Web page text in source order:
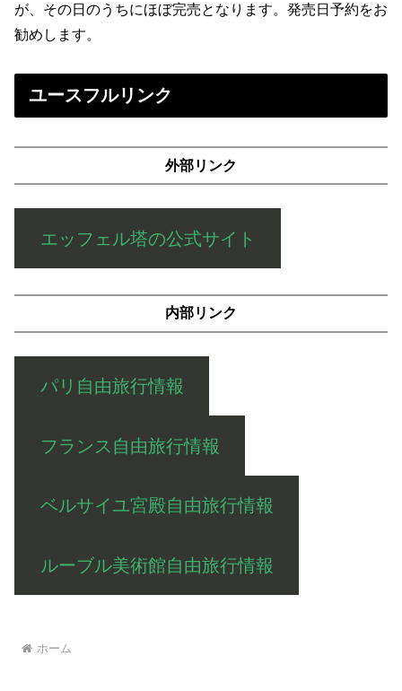
が、その日のうちにほぼ完売となります。発売日予約をお
勧めします。
ユースフルリンク
外部リンク
エッフェル塔の公式サイト
内部リンク
パリ自由旅行情報
フランス自由旅行情報
ベルサイユ宮殿自由旅行情報
ルーブル美術館自由旅行情報
ホーム